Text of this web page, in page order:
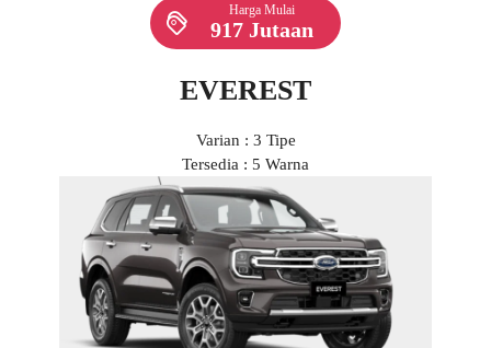
Harga Mulai
917 Jutaan
EVEREST
Varian : 3 Tipe
Tersedia : 5 Warna